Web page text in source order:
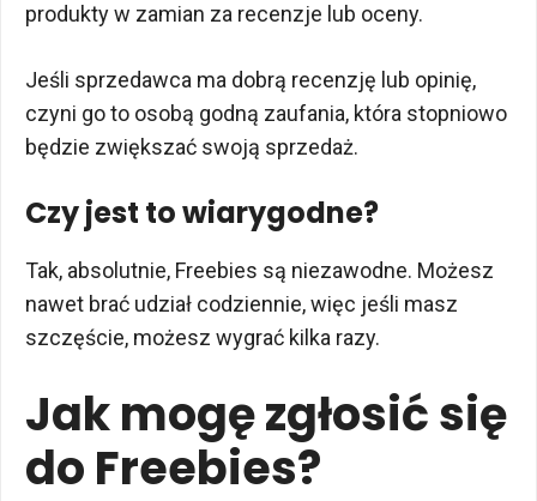
produkty w zamian za recenzje lub oceny.
Jeśli sprzedawca ma dobrą recenzję lub opinię,
czyni go to osobą godną zaufania, która stopniowo
będzie zwiększać swoją sprzedaż.
Czy jest to wiarygodne?
Tak, absolutnie, Freebies są niezawodne. Możesz
nawet brać udział codziennie, więc jeśli masz
szczęście, możesz wygrać kilka razy.
Jak mogę zgłosić się
do Freebies?